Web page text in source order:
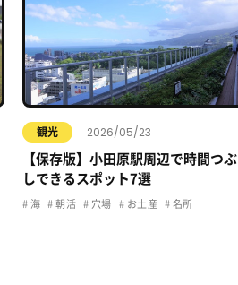
観光 2026/05/23
【保存版】小田原駅周辺で時間つぶ
しできるスポット7選
海 朝活 穴場 お土産 名所